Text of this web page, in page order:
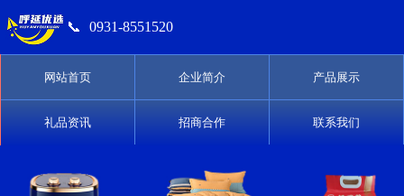
📞 0931-8551520
网站首页 企业简介 产品展示
礼品资讯 招商合作 联系我们